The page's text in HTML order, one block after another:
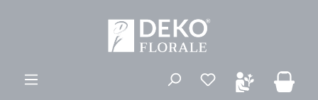
Du hast 0